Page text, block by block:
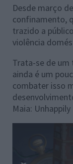
Desde março
confinamento,
trazido a
violência
Trata-se de
ainda é um
combater isso
Maia: Unhappily